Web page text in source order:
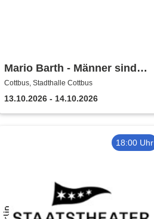
Mario Barth - Männer sind
nichts ohne die Frauen
Cottbus, Stadthalle Cottbus
13.10.2026 - 14.10.2026
18:00 Uhr